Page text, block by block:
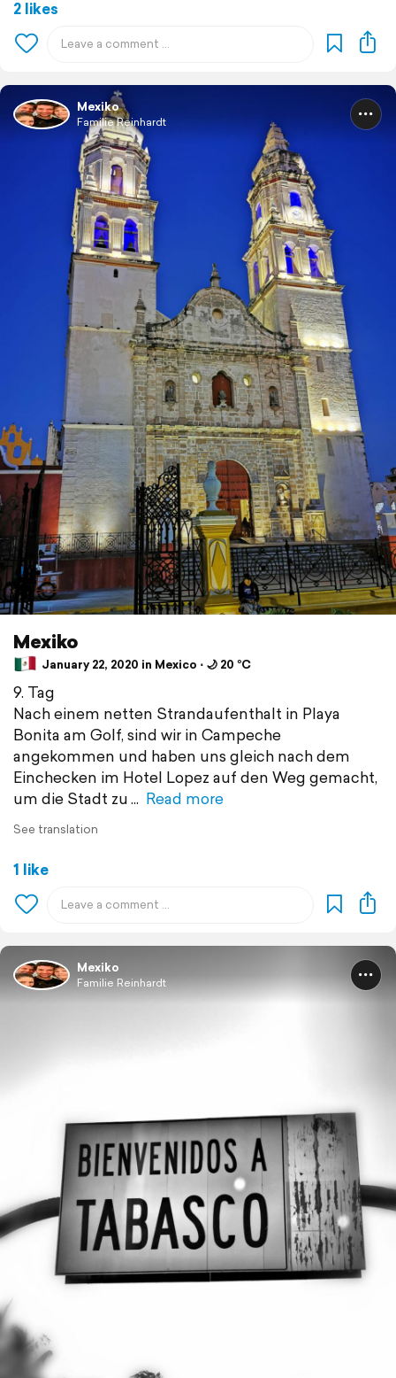
2 likes
Mexiko
Familie Reinhardt
Mexiko
January 22, 2020 in Mexico ⋅ 🌙 20 °C
9. Tag
Nach einem netten Strandaufenthalt in Playa
Bonita am Golf, sind wir in Campeche
angekommen und haben uns gleich nach dem
Einchecken im Hotel Lopez auf den Weg gemacht,
um die Stadt zu
Read more
See translation
1 like
Mexiko
Familie Reinhardt